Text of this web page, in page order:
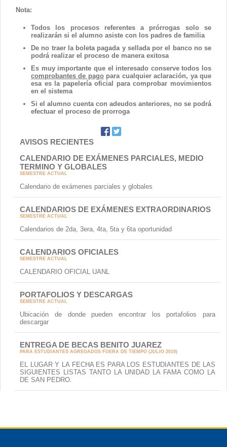
Nota:
Todos los procesos referentes a prórrogas solo se
realizarán si el alumno asiste con los padres de familia
De no traer la boleta pagada y sellada por el banco no se
podrá realizar el proceso de manera exitosa
Es muy importante que el interesado conserve todos los
comprobantes de pagopara cualquier aclaración, ya que
esa es la papelería oficial para comprobar movimientos
en el sistema
Si el alumno cuenta con adeudos anteriores, no se podrá
efectuar el proceso de prorroga
AVISOS RECIENTES
CALENDARIO DE EXÁMENES PARCIALES, MEDIO
TERMINO Y GLOBALES
SEMESTRE ACTUAL
Calendario de exámenes parciales y globales
CALENDARIOS DE EXÁMENES EXTRAORDINARIOS
SEMESTRE ACTUAL
Calendarios de 2da, 3era, 4ta, 5ta y 6ta oportunidad
CALENDARIOS OFICIALES
SEMESTRE ACTUAL
CALENDARIO OFICIAL UANL
PORTAFOLIOS Y DESCARGAS
SEMESTRE ACTUAL
Ubicación de donde pueden encontrar los portafolios para
descargar
ENTREGA DE BECAS BENITO JUAREZ
PARA ESTUDIANTES AGREGADOS FUERA DE TIEMPO (JULIO 2019)
EL LUGAR Y LA FECHA ES PARA LOS ESTUDIANTES DE LAS
SIGUIENTES LISTAS TANTO LA UNIDAD LA FAMA COMO LA
DE SAN PEDRO.